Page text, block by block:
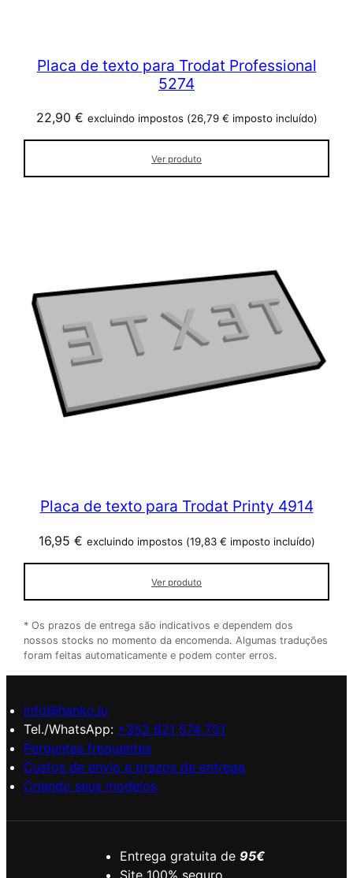
Placa de texto para Trodat Professional
5274
22,90 € excluindo impostos (26,79 € imposto incluído)
Ver produto
Placa de texto para Trodat Printy 4914
16,95 € excluindo impostos (19,83 € imposto incluído)
Ver produto
* Os prazos de entrega são indicativos e dependem dos
nossos stocks no momento da encomenda. Algumas traduções
foram feitas automaticamente e podem conter erros.
info@hanko.lu
Tel./WhatsApp: +352 621 574 751
Perguntas frequentes
Custos de envio e prazos de entrega
Criando seus modelos
Entrega gratuita de 95€
Site 100% seguro